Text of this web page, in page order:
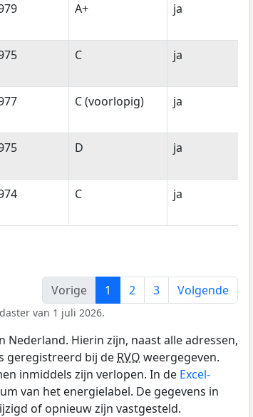
A+ ja
C ja
C (voorlopig) ja
D ja
C ja
Vorige
1 2 3 Volgende
van 1 juli 2026.
Nederland. Hierin zijn, naast alle adressen,
geregistreerd bij de RVO weergegeven.
inmiddels zijn verlopen. In de Excel-
van het energielabel. De gegevens in
of opnieuw zijn vastgesteld.